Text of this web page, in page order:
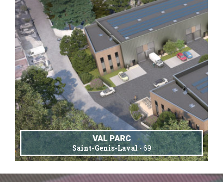
VAL PARC
Saint-Genis-Laval- 69